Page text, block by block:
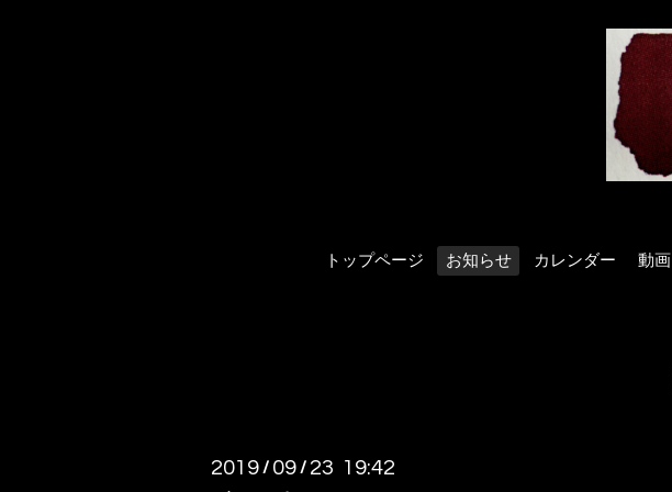
トップページ お知らせ カレンダー 動画
2019 / 09 / 23 19:42